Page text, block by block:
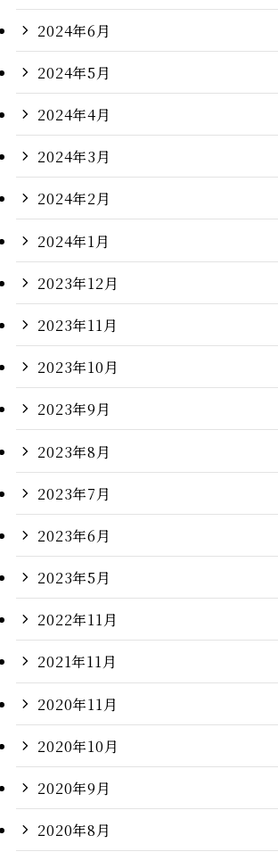
2024年6月
2024年5月
2024年4月
2024年3月
2024年2月
2024年1月
2023年12月
2023年11月
2023年10月
2023年9月
2023年8月
2023年7月
2023年6月
2023年5月
2022年11月
2021年11月
2020年11月
2020年10月
2020年9月
2020年8月